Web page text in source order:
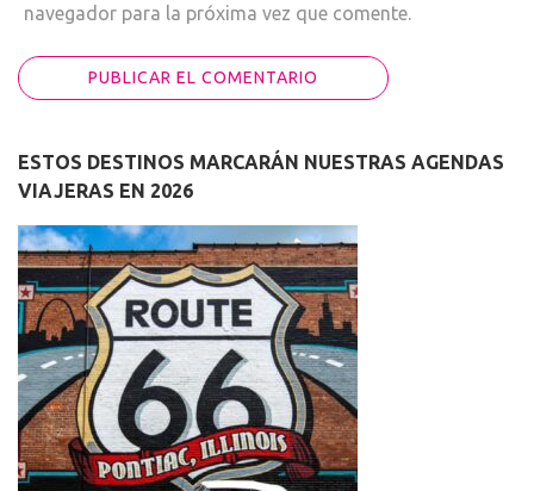
navegador para la próxima vez que comente.
ESTOS DESTINOS MARCARÁN NUESTRAS AGENDAS
VIAJERAS EN 2026